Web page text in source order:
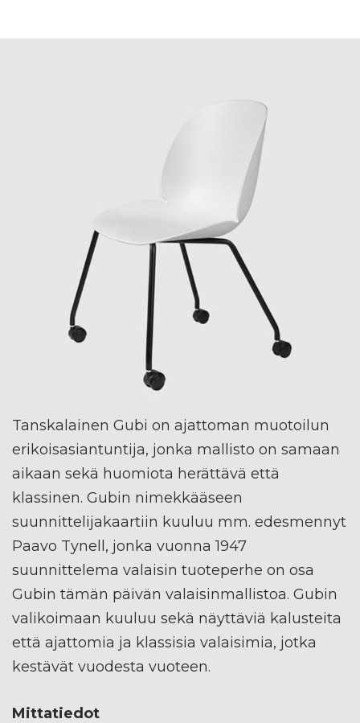
Tanskalainen Gubi on ajattoman muotoilun
erikoisasiantuntija, jonka mallisto on samaan
aikaan sekä huomiota herättävä että
klassinen. Gubin nimekkääseen
suunnittelijakaartiin kuuluu mm. edesmennyt
Paavo Tynell, jonka vuonna 1947
suunnittelema valaisin tuoteperhe on osa
Gubin tämän päivän valaisinmallistoa. Gubin
valikoimaan kuuluu sekä näyttäviä kalusteita
että ajattomia ja klassisia valaisimia, jotka
kestävät vuodesta vuoteen.
Mittatiedot